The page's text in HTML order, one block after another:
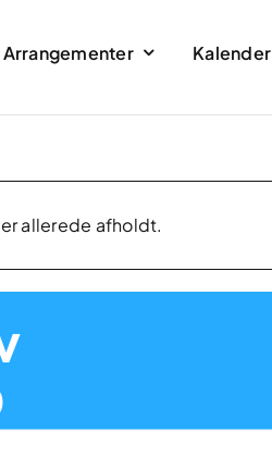
Arrangementer Kalender
allerede afholdt.